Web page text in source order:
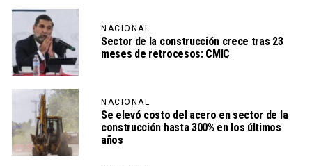
NACIONAL
Sector de la construcción crece tras 23
meses de retrocesos: CMIC
NACIONAL
Se elevó costo del acero en sector de la
construcción hasta 300% en los últimos
años